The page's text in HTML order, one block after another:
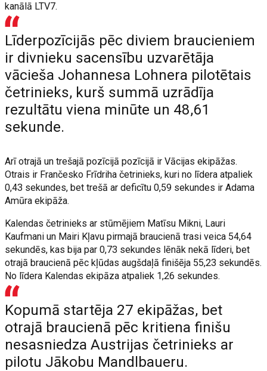
kanālā LTV7.
Līderpozīcijās pēc diviem braucieniem
ir divnieku sacensību uzvarētāja
vācieša Johannesa Lohnera pilotētais
četrinieks, kurš summā uzrādīja
rezultātu viena minūte un 48,61
sekunde.
Arī otrajā un trešajā pozīcijā pozīcijā ir Vācijas ekipāžas.
Otrais ir Frančesko Frīdriha četrinieks, kuri no līdera atpaliek
0,43 sekundes, bet trešā ar deficītu 0,59 sekundes ir Adama
Amūra ekipāža.
Kalendas četrinieks ar stūmējiem Matīsu Mikni, Lauri
Kaufmani un Mairi Kļavu pirmajā braucienā trasi veica 54,64
sekundēs, kas bija par 0,73 sekundes lēnāk nekā līderi, bet
otrajā braucienā pēc kļūdas augšdaļā finišēja 55,23 sekundēs.
No līdera Kalendas ekipāza atpaliek 1,26 sekundes.
Kopumā startēja 27 ekipāžas, bet
otrajā braucienā pēc kritiena finišu
nesasniedza Austrijas četrinieks ar
pilotu Jākobu Mandlbaueru.